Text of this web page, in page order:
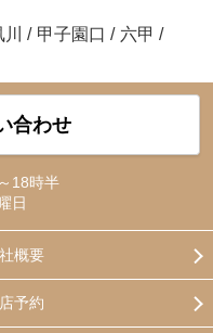
/ 甲子園口 / 六甲 /
合わせ
18時半
日
概要
予約